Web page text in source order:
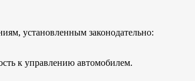
установленным законодательно:
к управлению автомобилем.